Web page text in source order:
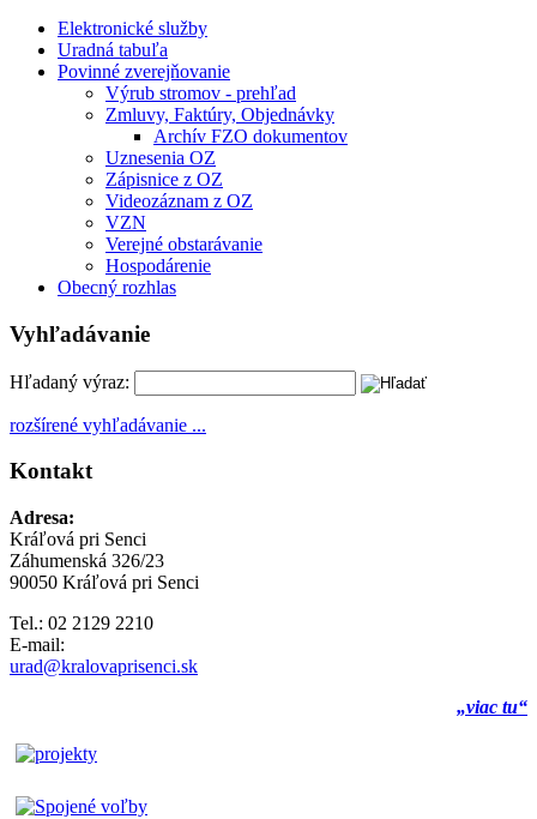
Elektronické služby
Uradná tabuľa
Povinné zverejňovanie
Výrub stromov - prehľad
Zmluvy, Faktúry, Objednávky
Archív FZO dokumentov
Uznesenia OZ
Zápisnice z OZ
Videozáznam z OZ
VZN
Verejné obstarávanie
Hospodárenie
Obecný rozhlas
Vyhľadávanie
Hľadaný výraz:
rozšírené vyhľadávanie ...
Kontakt
Adresa:
Kráľová pri Senci
Záhumenská 326/23
90050 Kráľová pri Senci
Tel.: 02 2129 2210
E-mail:
urad@kralovaprisenci.sk
„viac tu“